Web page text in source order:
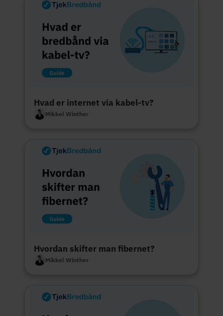
Hvad er internet via kabel-tv?
Mikkel Winther
Hvordan skifter man fibernet?
Mikkel Winther